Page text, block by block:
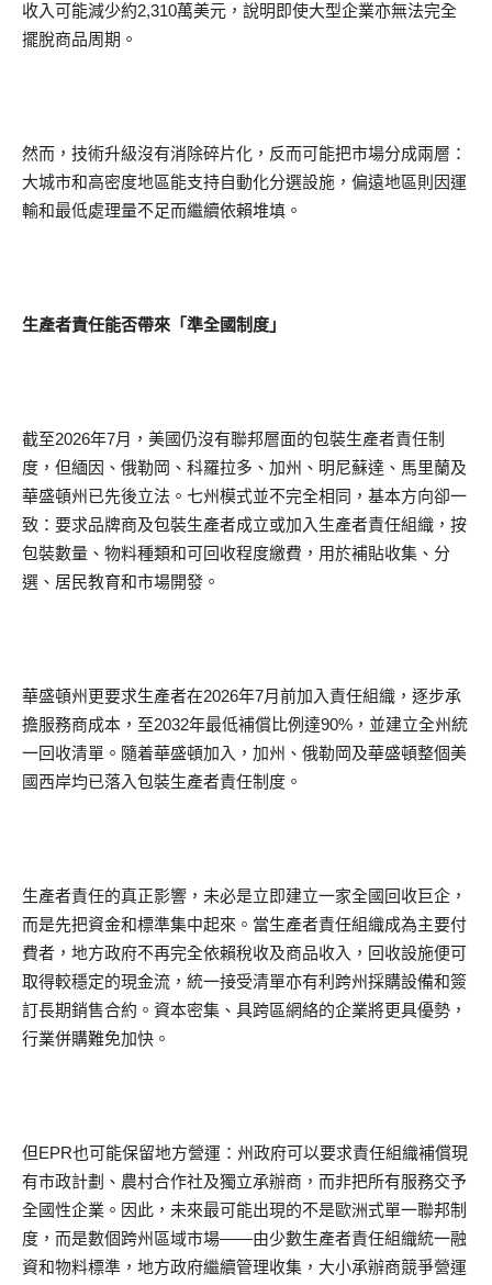
收入可能減少約2,310萬美元，說明即使大型企業亦無法完全
擺脫商品周期。
然而，技術升級沒有消除碎片化，反而可能把市場分成兩層：
大城市和高密度地區能支持自動化分選設施，偏遠地區則因運
輸和最低處理量不足而繼續依賴堆填。
生產者責任能否帶來「準全國制度」
截至2026年7月，美國仍沒有聯邦層面的包裝生產者責任制
度，但緬因、俄勒岡、科羅拉多、加州、明尼蘇達、馬里蘭及
華盛頓州已先後立法。七州模式並不完全相同，基本方向卻一
致：要求品牌商及包裝生產者成立或加入生產者責任組織，按
包裝數量、物料種類和可回收程度繳費，用於補貼收集、分
選、居民教育和市場開發。
華盛頓州更要求生產者在2026年7月前加入責任組織，逐步承
擔服務商成本，至2032年最低補償比例達90%，並建立全州統
一回收清單。隨着華盛頓加入，加州、俄勒岡及華盛頓整個美
國西岸均已落入包裝生產者責任制度。
生產者責任的真正影響，未必是立即建立一家全國回收巨企，
而是先把資金和標準集中起來。當生產者責任組織成為主要付
費者，地方政府不再完全依賴稅收及商品收入，回收設施便可
取得較穩定的現金流，統一接受清單亦有利跨州採購設備和簽
訂長期銷售合約。資本密集、具跨區網絡的企業將更具優勢，
行業併購難免加快。
但EPR也可能保留地方營運：州政府可以要求責任組織補償現
有市政計劃、農村合作社及獨立承辦商，而非把所有服務交予
全國性企業。因此，未來最可能出現的不是歐洲式單一聯邦制
度，而是數個跨州區域市場——由少數生產者責任組織統一融
資和物料標準，地方政府繼續管理收集，大小承辦商競爭營運